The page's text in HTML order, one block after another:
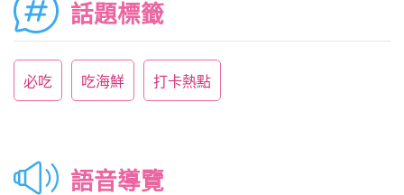
話題標籤
必吃 吃海鮮 打卡熱點
語音導覽